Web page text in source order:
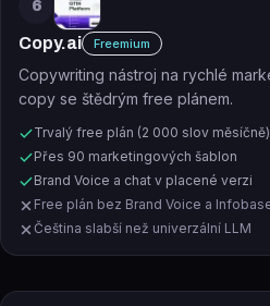
6
Copy.ai Freemium
Copywriting nástroj na rychlé
copy se štědrým free plánem.
Trvalý free plán (2 000 slov měsíčně)
Přes 90 marketingových šablon
Brand Voice a chat v placené verzi
Free plán bez Brand Voice a
Čeština slabší než univerzální LLM